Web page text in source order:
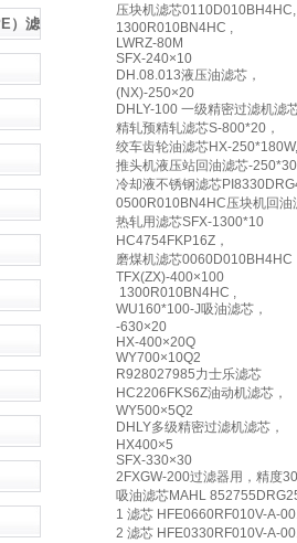
）滤
压块机滤芯0110D010BH4HC,
1300R010BN4HC ,
LWRZ-80M
SFX-240×10
DH.08.013液压油滤芯，
(NX)-250×20
DHLY-100 一级精密过滤机滤
精轧预精轧滤芯S-800*20，
绞车齿轮油滤芯HX-250*180W,
推头机液压站回油滤芯-
冷却液不锈钢滤芯
0500R010BN4HC压块机回油
热轧用滤芯SFX-1300*10
HC4754FKP16Z，
磨煤机滤芯0060D010BH4HC
TFX(ZX)-400×100
1300R010BN4HC ,
WU160*100-J吸油滤芯，
-630×20
HX-400×20Q
WY700×10Q2
R928027985力士乐滤芯
HC2206FKS6Z油动机滤芯，
WY500×5Q2
DHLY多级精密过滤机滤芯，
HX400×5
SFX-330×30
2FXGW-200过滤器用，精度
吸油滤芯MAHL
1 滤芯 HFE0660RF010V-A-
2 滤芯 HFE0330RF010V-A-